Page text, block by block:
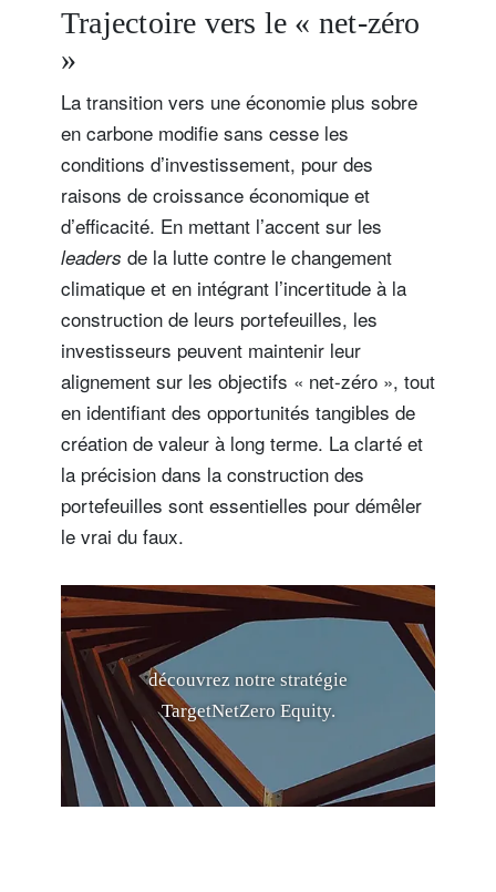
Trajectoire vers le « net-zéro
»
La transition vers une économie plus sobre
en carbone modifie sans cesse les
conditions d’investissement, pour des
raisons de croissance économique et
d’efficacité. En mettant l’accent sur les
leaders de la lutte contre le changement
climatique et en intégrant l’incertitude à la
construction de leurs portefeuilles, les
investisseurs peuvent maintenir leur
alignement sur les objectifs « net-zéro », tout
en identifiant des opportunités tangibles de
création de valeur à long terme. La clarté et
la précision dans la construction des
portefeuilles sont essentielles pour démêler
le vrai du faux.
découvrez notre stratégie
TargetNetZero Equity.